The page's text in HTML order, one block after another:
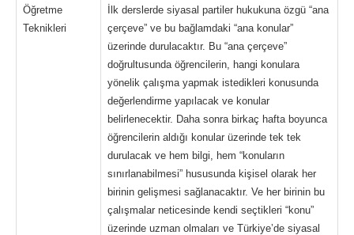
Öğretme
Teknikleri
İlk derslerde siyasal partiler hukukuna özgü “ana
çerçeve” ve bu bağlamdaki “ana konular”
üzerinde durulacaktır. Bu “ana çerçeve”
doğrultusunda öğrencilerin, hangi konulara
yönelik çalışma yapmak istedikleri konusunda
değerlendirme yapılacak ve konular
belirlenecektir. Daha sonra birkaç hafta boyunca
öğrencilerin aldığı konular üzerinde tek tek
durulacak ve hem bilgi, hem “konuların
sınırlanabilmesi” hususunda kişisel olarak her
birinin gelişmesi sağlanacaktır. Ve her birinin bu
çalışmalar neticesinde kendi seçtikleri “konu”
üzerinde uzman olmaları ve Türkiye’de siyasal